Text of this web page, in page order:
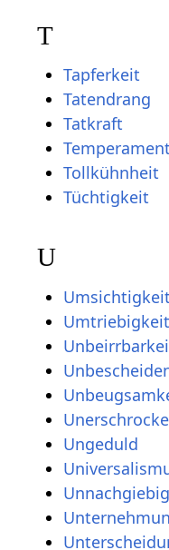
T
Tapferkeit
Tatendrang
Tatkraft
Temperament
Tollkühnheit
Tüchtigkeit
U
Umsichtigkeit
Umtriebigkeit
Ungeduld